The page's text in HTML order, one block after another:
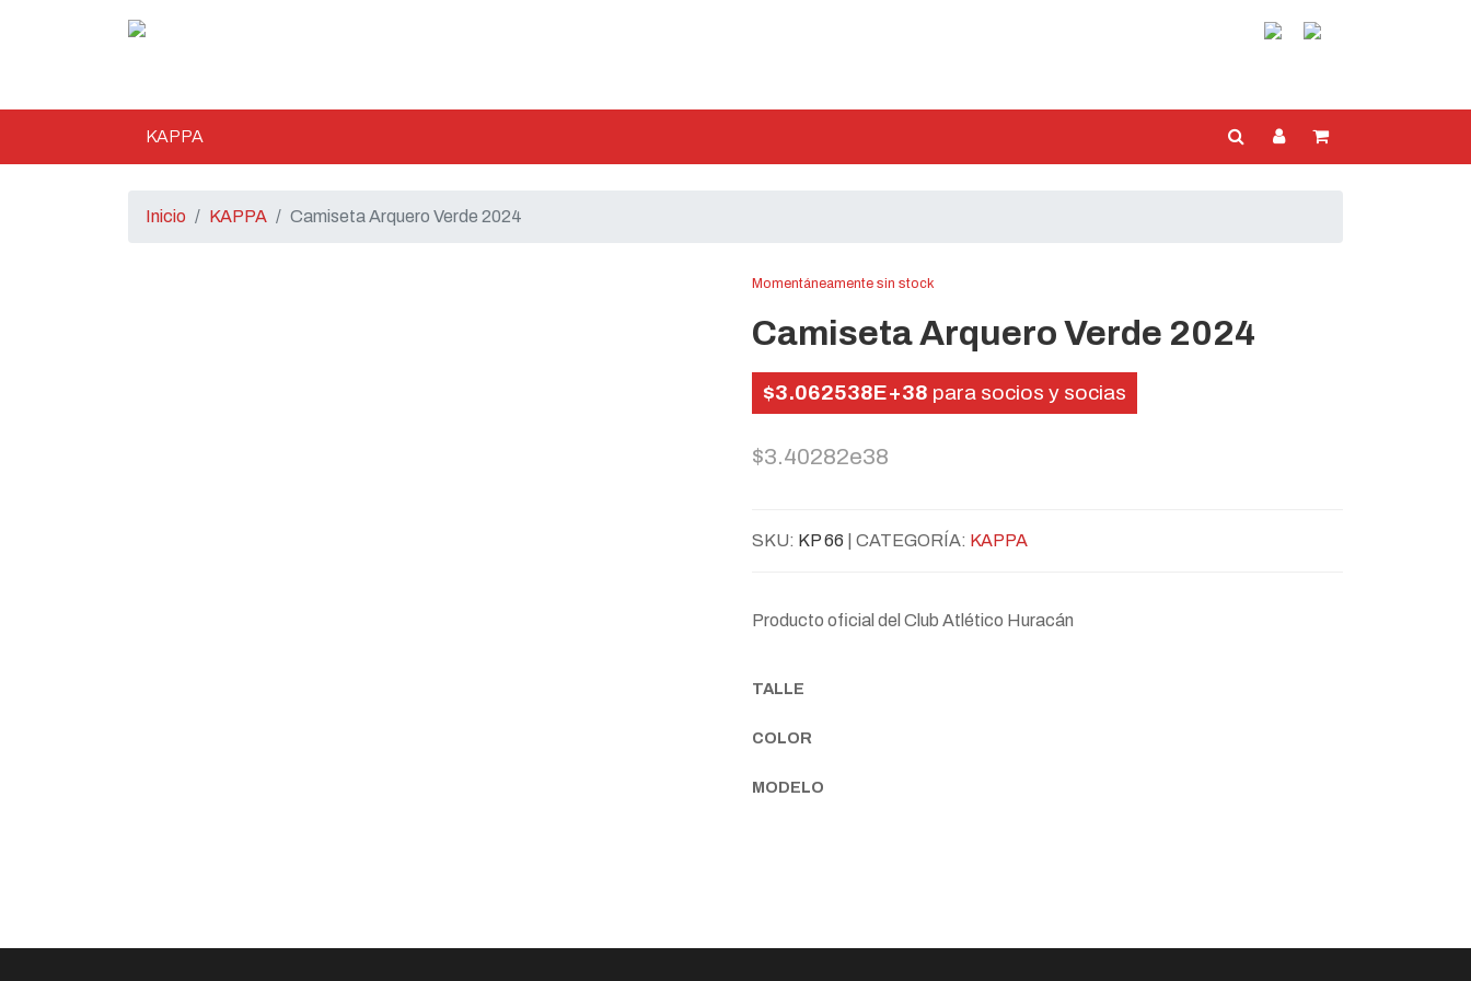
KAPPA
Inicio KAPPA Camiseta Arquero Verde 2024
Momentáneamente sin stock
Camiseta Arquero Verde 2024
$3.062538E+38 para socios y socias
$3.40282e38
SKU: KP 66 | CATEGORÍA: KAPPA
Producto oficial del Club Atlético Huracán
TALLE
COLOR
MODELO